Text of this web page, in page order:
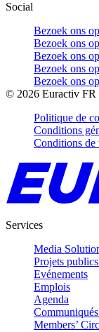
Social
Bezoek ons
Bezoek ons
Bezoek ons
Bezoek ons
Bezoek ons
© 2026 Euractiv FR
Politique de
Conditions
Conditions de
Services
Media
Projets
Evénements
Emplois
Agenda
Members’